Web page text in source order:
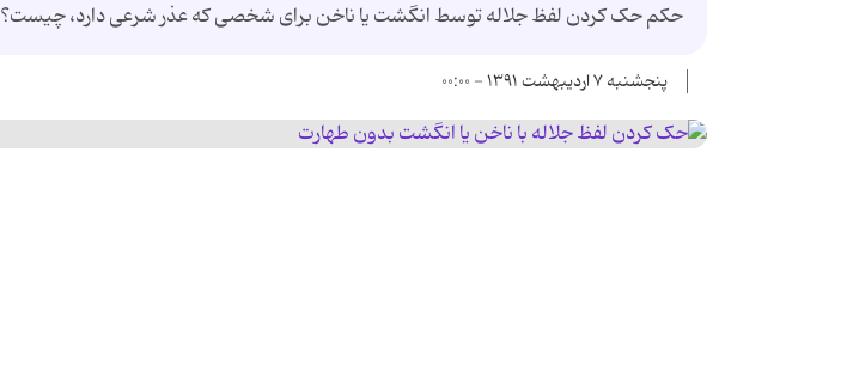
حکم حک کردن لفظ جلاله توسط انگشت یا ناخن برای شخصی که عذر شرعی دارد، چیست؟
پنجشنبه ۷ اردیبهشت ۱۳۹۱ - ۰۰:۰۰